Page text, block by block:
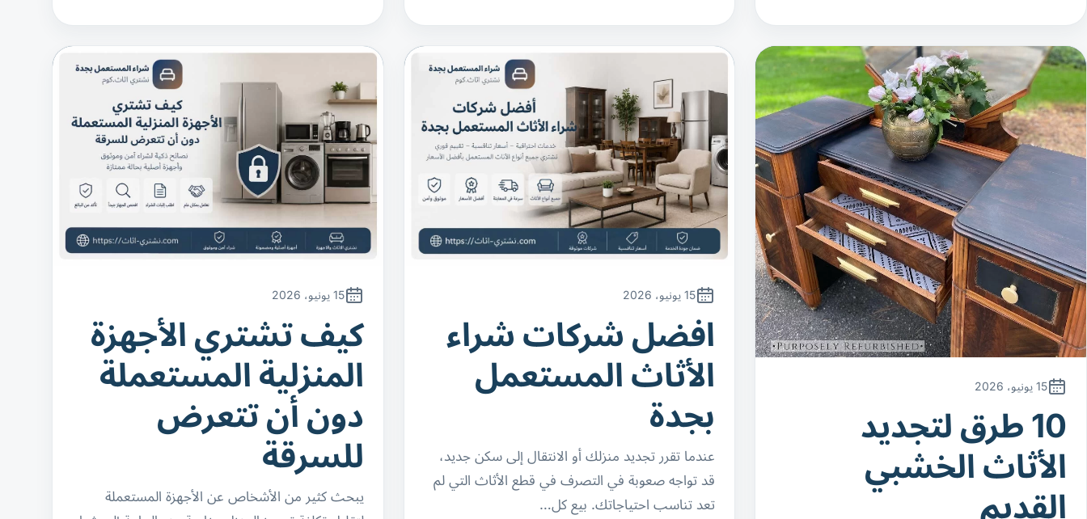
15 يونيو، 2026
10 طرق لتجديد
الأثاث الخشبي
القديم
15 يونيو، 2026
افضل شركات شراء
الأثاث المستعمل
بجدة
عندما تقرر تجديد منزلك أو الانتقال إلى سكن جديد،
قد تواجه صعوبة في التصرف في قطع الأثاث التي لم
تعد تناسب احتياجاتك. بيع كل…
15 يونيو، 2026
كيف تشتري الأجهزة
المنزلية المستعملة
دون أن تتعرض
للسرقة
يبحث كثير من الأشخاص عن الأجهزة المستعملة